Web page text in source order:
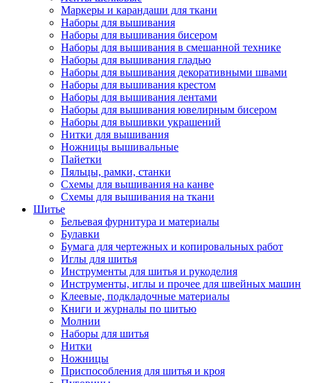
Маркеры и карандаши для ткани
Наборы для вышивания
Наборы для вышивания бисером
Наборы для вышивания в смешанной технике
Наборы для вышивания гладью
Наборы для вышивания декоративными швами
Наборы для вышивания крестом
Наборы для вышивания лентами
Наборы для вышивания ювелирным бисером
Наборы для вышивки украшений
Нитки для вышивания
Ножницы вышивальные
Пайетки
Пяльцы, рамки, станки
Схемы для вышивания на канве
Схемы для вышивания на ткани
Шитье
Бельевая фурнитура и материалы
Булавки
Бумага для чертежных и копировальных работ
Иглы для шитья
Инструменты для шитья и рукоделия
Инструменты, иглы и прочее для швейных машин
Клеевые, подкладочные материалы
Книги и журналы по шитью
Молнии
Наборы для шитья
Нитки
Ножницы
Приспособления для шитья и кроя